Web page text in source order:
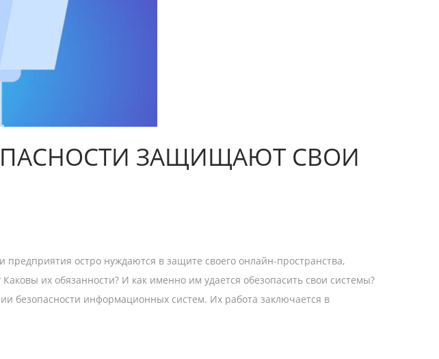
ЗАЩИЩАЮТ СВОИ
остро нуждаются в защите своего онлайн-пространства,
их обязанности? И как именно им удается обезопасить свои системы?
безопасности информационных систем. Их работа заключается в